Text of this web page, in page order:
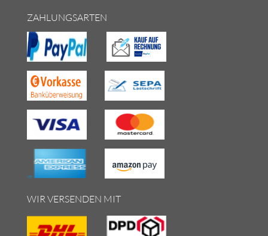
ZAHLUNGSARTEN
WIR VERSENDEN MIT